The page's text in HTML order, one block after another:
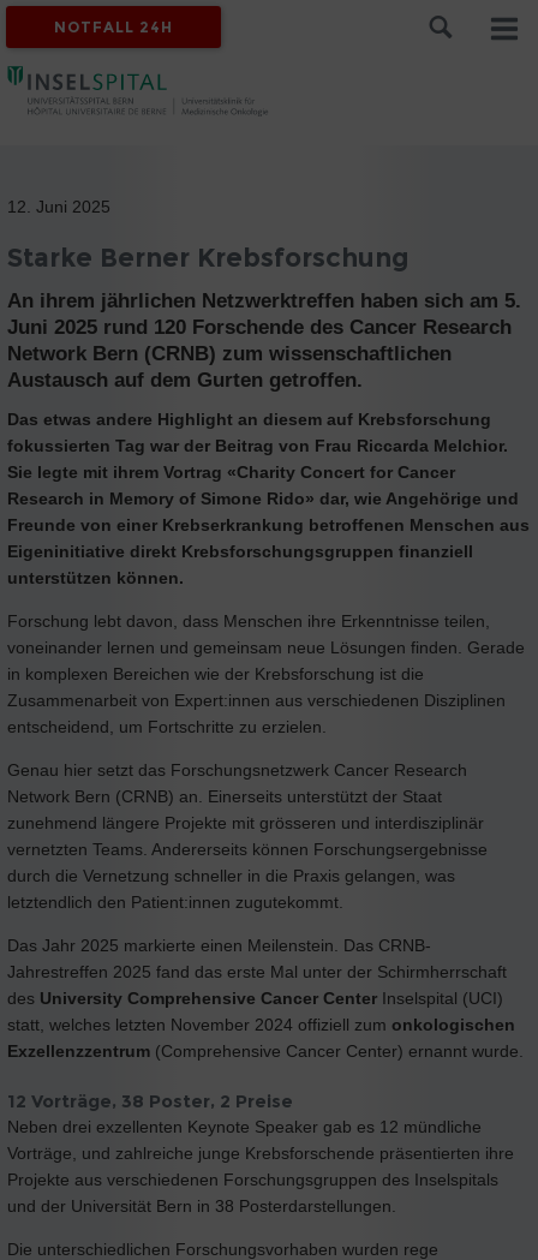
NOTFALL 24H
12. Juni 2025
Starke Berner Krebsforschung
An ihrem jährlichen Netzwerktreffen haben sich am 5.
Juni 2025 rund 120 Forschende des Cancer Research
Network Bern (CRNB) zum wissenschaftlichen
Austausch auf dem Gurten getroffen.
Das etwas andere Highlight an diesem auf Krebsforschung
fokussierten Tag war der Beitrag von Frau Riccarda Melchior.
Sie legte mit ihrem Vortrag «Charity Concert for Cancer
Research in Memory of Simone Rido» dar, wie Angehörige und
Freunde von einer Krebserkrankung betroffenen Menschen aus
Eigeninitiative direkt Krebsforschungsgruppen finanziell
unterstützen können.
Forschung lebt davon, dass Menschen ihre Erkenntnisse teilen,
voneinander lernen und gemeinsam neue Lösungen finden. Gerade
in komplexen Bereichen wie der Krebsforschung ist die
Zusammenarbeit von Expert:innen aus verschiedenen Disziplinen
entscheidend, um Fortschritte zu erzielen.
Genau hier setzt das Forschungsnetzwerk Cancer Research
Network Bern (CRNB) an. Einerseits unterstützt der Staat
zunehmend längere Projekte mit grösseren und interdisziplinär
vernetzten Teams. Andererseits können Forschungsergebnisse
durch die Vernetzung schneller in die Praxis gelangen, was
letztendlich den Patient:innen zugutekommt.
Das Jahr 2025 markierte einen Meilenstein. Das CRNB-
Jahrestreffen 2025 fand das erste Mal unter der Schirmherrschaft
des University Comprehensive Cancer Center Inselspital (UCI)
statt, welches letzten November 2024 offiziell zum onkologischen
Exzellenzzentrum (Comprehensive Cancer Center) ernannt wurde.
12 Vorträge, 38 Poster, 2 Preise
Neben drei exzellenten Keynote Speaker gab es 12 mündliche
Vorträge, und zahlreiche junge Krebsforschende präsentierten ihre
Projekte aus verschiedenen Forschungsgruppen des Inselspitals
und der Universität Bern in 38 Posterdarstellungen.
Die unterschiedlichen Forschungsvorhaben wurden rege